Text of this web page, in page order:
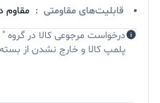
قابلیت‌های مقاومتی : مقاوم
درخواست مرجوعی کالا در
پلمپ کالا و خارج نشدن از